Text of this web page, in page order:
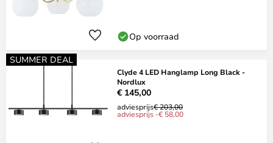
Op voorraad
SUMMER DEAL
Clyde 4 LED Hanglamp Long Black -
Nordlux
€ 145,00
adviesprijs€ 203,00
adviesprijs -€ 58,00